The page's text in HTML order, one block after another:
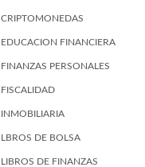
CRIPTOMONEDAS
EDUCACION FINANCIERA
FINANZAS PERSONALES
FISCALIDAD
INMOBILIARIA
LBROS DE BOLSA
LIBROS DE FINANZAS